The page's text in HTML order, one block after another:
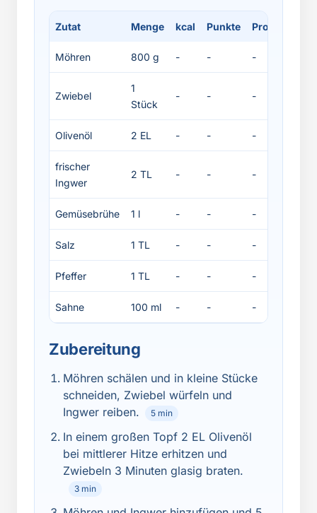
Zutat Menge kcal Punkte Protein
Möhren 800 g - - -
Zwiebel
1
Stück
- - -
Olivenöl 2 EL - - -
frischer
Ingwer
2 TL - - -
Gemüsebrühe 1 l - - -
Salz 1 TL - - -
Pfeffer 1 TL - - -
Sahne 100 ml - - -
Zubereitung
Möhren schälen und in kleine Stücke
schneiden, Zwiebel würfeln und
Ingwer reiben.
5 min
In einem großen Topf 2 EL Olivenöl
bei mittlerer Hitze erhitzen und
Zwiebeln 3 Minuten glasig braten.
3 min